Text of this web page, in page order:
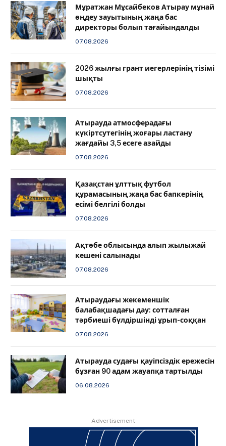
Мұратжан Мұсайбеков Атырау мұнай
өңдеу зауытының жаңа бас
директоры болып тағайындалды
07.08.2026
2026 жылғы грант иегерлерінің тізімі
шықты
07.08.2026
Атырауда атмосферадағы
күкіртсутегінің жоғары ластану
жағдайы 3,5 есеге азайды
07.08.2026
Қазақстан ұлттық футбол
құрамасының жаңа бас бапкерінің
есімі белгілі болды
07.08.2026
Ақтөбе облысында алып жылыжай
кешені салынады
07.08.2026
Атыраудағы жекеменшік
балабақшадағы дау: сотталған
тәрбиеші бүлдіршінді ұрып-соққан
07.08.2026
Атырауда судағы қауіпсіздік ережесін
бұзған 90 адам жауапқа тартылды
06.08.2026
Advertisement